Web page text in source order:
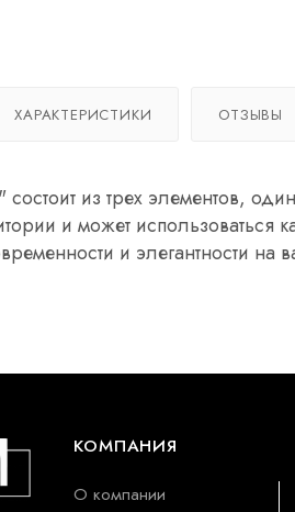
ХАРАКТЕРИСТИКИ ОТЗЫВЫ
состоит из трех элементов,
и может использоваться
и элегантности
КОМПАНИЯ
О компании